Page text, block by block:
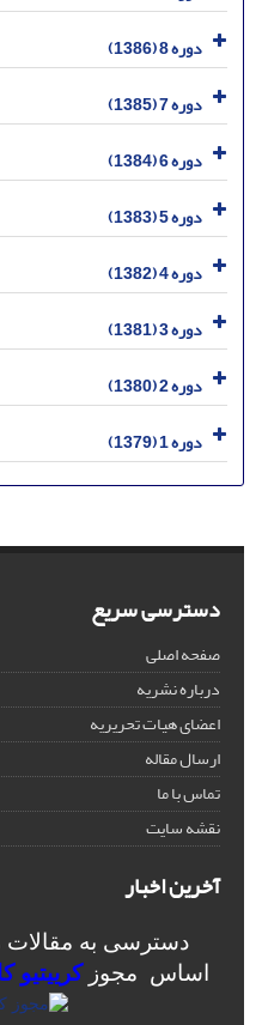
دوره 8 (1386)
دوره 7 (1385)
دوره 6 (1384)
دوره 5 (1383)
دوره 4 (1382)
دوره 3 (1381)
دوره 2 (1380)
دوره 1 (1379)
دسترسی سریع
صفحه اصلی
درباره نشریه
اعضای هیات تحریریه
ارسال مقاله
تماس با ما
نقشه سایت
آخرین اخبار
دسترسی به مقالات
اساس مجوزکرییتیو